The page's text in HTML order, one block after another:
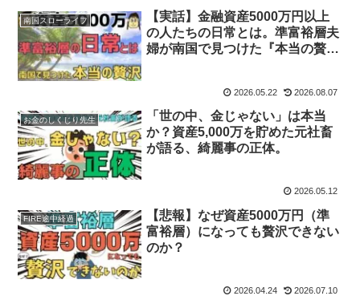
南国スローライフ
【実話】金融資産5000万円以上
の人たちの日常とは。準富裕層夫
婦が南国で見つけた『本当の贅
2026.05.22 2026.08.07
お金のしくじり先生
「世の中、金じゃない」は本当
か？資産5,000万を貯めた元社畜
が語る、綺麗事の正体。
2026.05.12
FIRE途中経過
【悲報】なぜ資産5000万円（準
富裕層）になっても贅沢できない
のか？
2026.04.24 2026.07.10